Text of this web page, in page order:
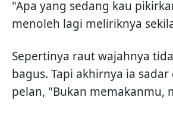
"Apa yang sedang kau
menoleh lagi meliriknya
Sepertinya raut wajahnya
bagus. Tapi akhirnya ia
pelan, "Bukan memakanmu,